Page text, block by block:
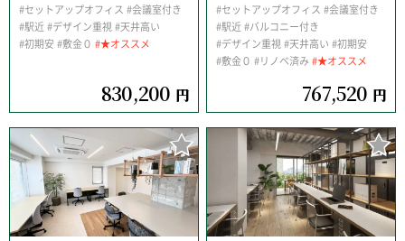
#セットアップオフィス #会議室付き
#駅近 #デザイン重視#天井高い
#初期安 #敷金０ #★オススメ
830,200 円
#セットアップオフィス #会議室付き
#駅近 #バルコニー付き
#デザイン重視#天井高い #初期安
#敷金０ #リノベ済み #★オススメ
767,520 円